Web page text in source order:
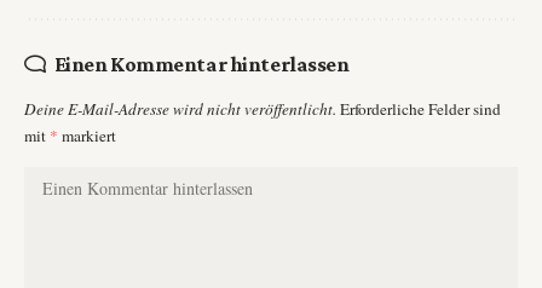
Einen Kommentar hinterlassen
Deine E-Mail-Adresse wird nicht veröffentlicht. Erforderliche Felder sind
mit * markiert